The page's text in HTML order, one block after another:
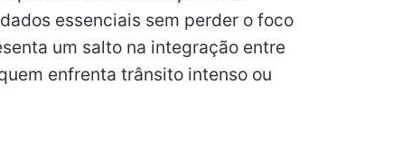
essenciais sem perder o foco
um salto na integração entre
enfrenta trânsito intenso ou